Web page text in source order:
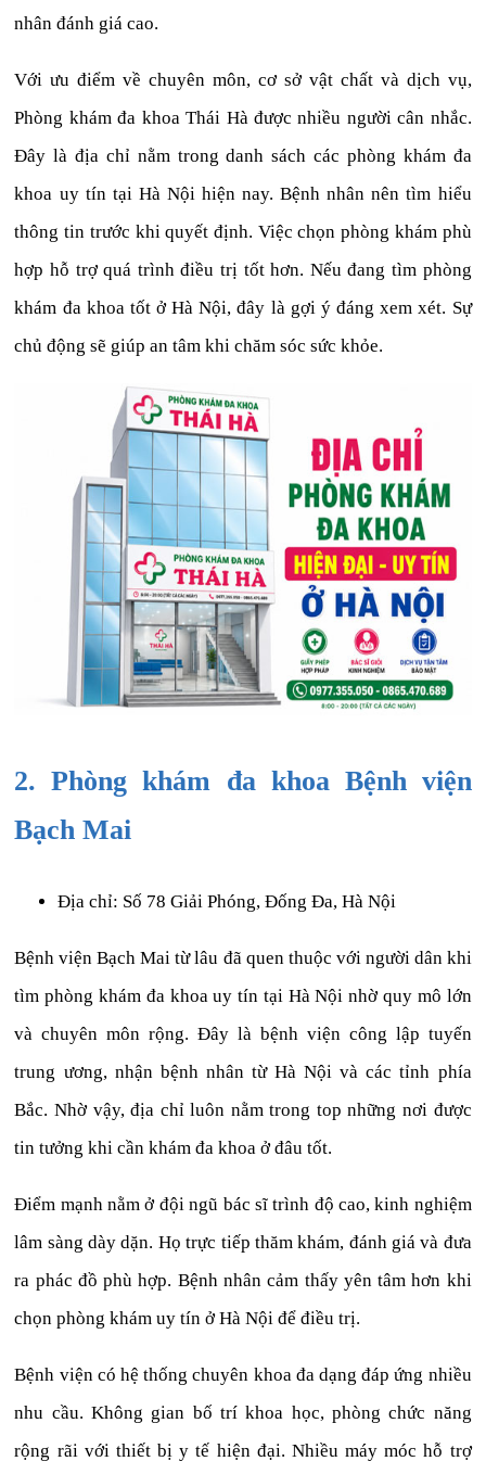
nhân đánh giá cao.
Với ưu điểm về chuyên môn, cơ sở vật chất và dịch vụ,
Phòng khám đa khoa Thái Hà được nhiều người cân nhắc.
Đây là địa chỉ nằm trong danh sách các phòng khám đa
khoa uy tín tại Hà Nội hiện nay. Bệnh nhân nên tìm hiểu
thông tin trước khi quyết định. Việc chọn phòng khám phù
hợp hỗ trợ quá trình điều trị tốt hơn. Nếu đang tìm phòng
khám đa khoa tốt ở Hà Nội, đây là gợi ý đáng xem xét. Sự
chủ động sẽ giúp an tâm khi chăm sóc sức khỏe.
2. Phòng khám đa khoa Bệnh viện
Bạch Mai
Địa chỉ: Số 78 Giải Phóng, Đống Đa, Hà Nội
Bệnh viện Bạch Mai từ lâu đã quen thuộc với người dân khi
tìm phòng khám đa khoa uy tín tại Hà Nội nhờ quy mô lớn
và chuyên môn rộng. Đây là bệnh viện công lập tuyến
trung ương, nhận bệnh nhân từ Hà Nội và các tỉnh phía
Bắc. Nhờ vậy, địa chỉ luôn nằm trong top những nơi được
tin tưởng khi cần khám đa khoa ở đâu tốt.
Điểm mạnh nằm ở đội ngũ bác sĩ trình độ cao, kinh nghiệm
lâm sàng dày dặn. Họ trực tiếp thăm khám, đánh giá và đưa
ra phác đồ phù hợp. Bệnh nhân cảm thấy yên tâm hơn khi
chọn phòng khám uy tín ở Hà Nội để điều trị.
Bệnh viện có hệ thống chuyên khoa đa dạng đáp ứng nhiều
nhu cầu. Không gian bố trí khoa học, phòng chức năng
rộng rãi với thiết bị y tế hiện đại. Nhiều máy móc hỗ trợ